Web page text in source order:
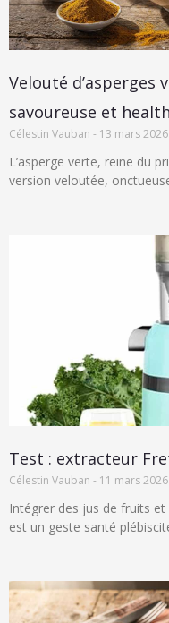
Velouté d’asperges
savoureuse et
Célestin Vauban 13 mars 2026
L’asperge verte, reine du
version veloutée,
Test : extracteur
Célestin Vauban 11 mars 2026
Intégrer des jus de fruits
est un geste santé